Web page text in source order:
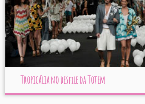
Tropicália no desfile da Totem